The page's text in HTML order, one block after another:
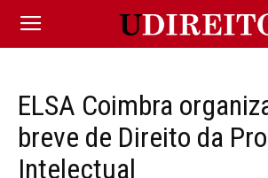
ELSA Coimbra
breve de Direito da
Intelectual